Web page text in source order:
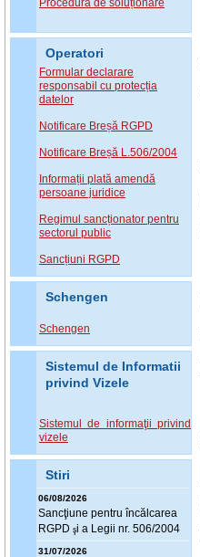
Procedura de soluționare
Operatori
Formular declarare
responsabil cu protecția
datelor
Notificare Breșă RGPD
Notificare Breșă L.506/2004
Informații plată amendă
persoane juridice
Regimul sancționator pentru
sectorul public
Sancțiuni RGPD
Schengen
Schengen
Sistemul de Informatii
privind Vizele
Sistemul de informaţii privind
vizele
Stiri
06/08/2026
Sancţiune pentru încălcarea
RGPD şi a Legii nr. 506/2004
31/07/2026